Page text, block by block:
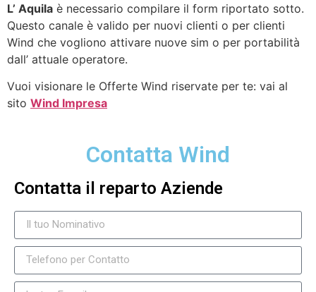
L’ Aquila è necessario compilare il form riportato sotto.
Questo canale è valido per nuovi clienti o per clienti
Wind che vogliono attivare nuove sim o per portabilità
dall’ attuale operatore.
Vuoi visionare le Offerte Wind riservate per te: vai al
sito Wind Impresa
Contatta Wind
Contatta il reparto Aziende